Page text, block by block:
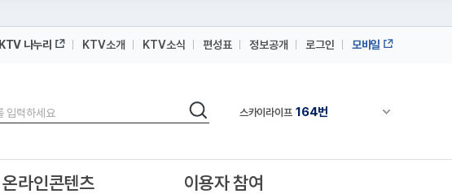
KTV 나누리 KTV소개 KTV소식 편성표 정보공개 로그인 모바일
검색 채널안내 펼쳐
스카이라이프 164번
스카이라이프 164번
스카이라이프
온라인콘텐츠 이용자 참여